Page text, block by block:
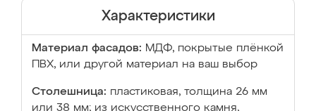
Характеристики
Материал фасадов: МДФ, покрытые плёнкой
ПВХ, или другой материал на ваш выбор
Столешница: пластиковая, толщина 26 мм
или 38 мм; из искусственного камня,